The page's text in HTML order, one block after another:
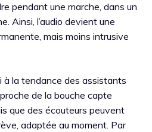
pendant une marche, dans un
Ainsi, l’audio devient une
mais moins intrusive
à la tendance des assistants
de la bouche capte
que des écouteurs peuvent
adaptée au moment. Par